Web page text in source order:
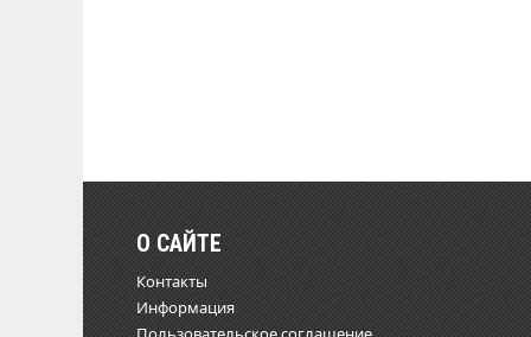
О САЙТЕ
Контакты
Информация